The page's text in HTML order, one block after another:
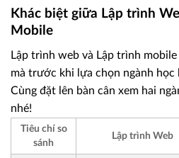
Khác biệt giữa Lập trình
Mobile
Lập trình web và Lập trình
mà trước khi lựa chọn ngành học
Cùng đặt lên bàn cân xem hai
nhé!
Tiêu chí so
sánh
Lập trình Web